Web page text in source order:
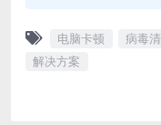
电脑卡顿 病毒
解决方案